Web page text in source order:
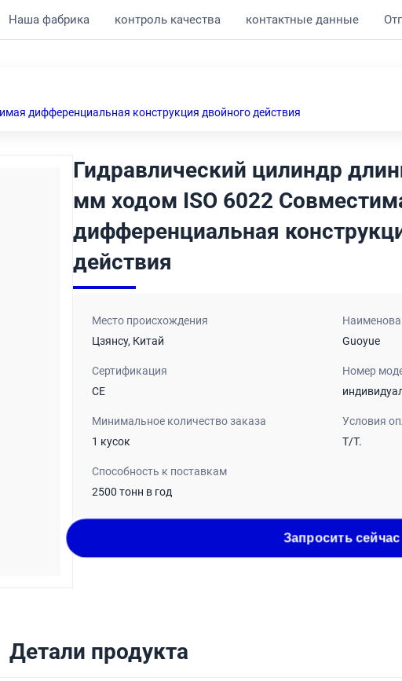
Наша фабрика контроль качества контактные данные
дифференциальная конструкция двойного действия
Гидравлический цилиндр
мм ходом ISO 6022
дифференциальная
действия
Место происхождения
Цзянсу, Китай
Guoyue
Сертификация
CE
Номер
Минимальное количество заказа
1 кусок
Условия
T/T.
Способность к поставкам
2500 тонн в год
Запросить сейчас
Детали продукта